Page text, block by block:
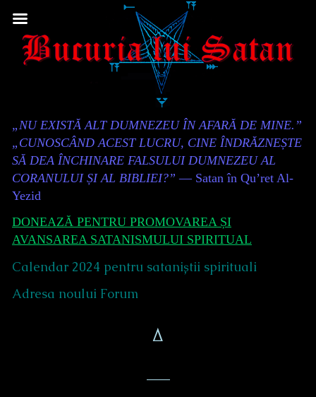
to
Content
Header
„NU EXISTĂ ALT DUMNEZEU ÎN AFARĂ DE MINE.”
„CUNOSCÂND ACEST LUCRU, CINE ÎNDRĂZNEȘTE
SĂ DEA ÎNCHINARE FALSULUI DUMNEZEU AL
CORANULUI ȘI AL BIBLIEI?” — Satan în Qu’ret Al-
Yezid
DONEAZĂ PENTRU PROMOVAREA ȘI
AVANSAREA SATANISMULUI SPIRITUAL
Calendar 2024 pentru sataniștii spirituali
Adresa noului Forum
Δ